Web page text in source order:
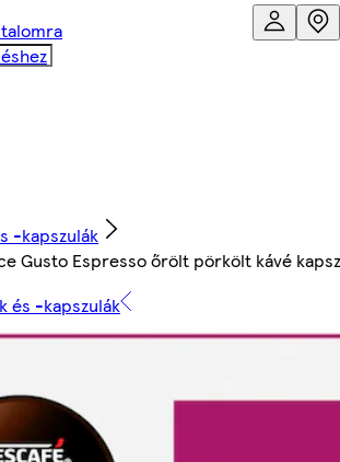
-kapszulák
Gusto Espresso őrölt pörkölt kávé
és -kapszulák